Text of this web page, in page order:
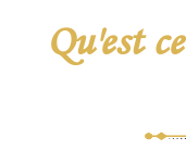
Qu'est